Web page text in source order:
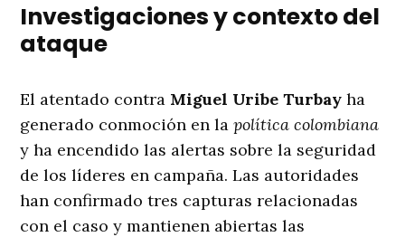
Investigaciones y contexto del
ataque
El atentado contra Miguel Uribe Turbay ha
generado conmoción en lapolítica colombiana
y ha encendido las alertas sobre la seguridad
de los líderes en campaña. Las autoridades
han confirmado tres capturas relacionadas
con el caso y mantienen abiertas las